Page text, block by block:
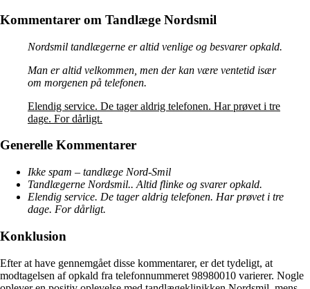
Kommentarer om Tandlæge Nordsmil
Nordsmil tandlægerne er altid venlige og besvarer opkald.
Man er altid velkommen, men der kan være ventetid især
om morgenen på telefonen.
Elendig service. De tager aldrig telefonen. Har prøvet i tre
dage. For dårligt.
Generelle Kommentarer
Ikke spam – tandlæge Nord-Smil
Tandlægerne Nordsmil.. Altid flinke og svarer opkald.
Elendig service. De tager aldrig telefonen. Har prøvet i tre
dage. For dårligt.
Konklusion
Efter at have gennemgået disse kommentarer, er det tydeligt, at
modtagelsen af opkald fra telefonnummeret 98980010 varierer. Nogle